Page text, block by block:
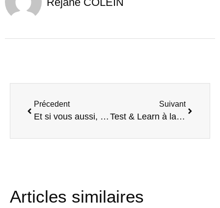
Précedent
Et si vous aussi, vous veniez privatiser le Quai ?
Suivant
Test & Learn à la Ruche : La recette du succès avec Frédéric Marchal
Articles similaires